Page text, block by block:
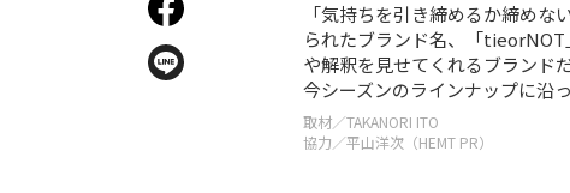
「気持ちを引き締めるか締め
られたブランド名、「
や解釈を見せてくれるブランド
今シーズンのラインナップに沿
取材／TAKANORI ITO
協力／平山洋次（HEMT PR）